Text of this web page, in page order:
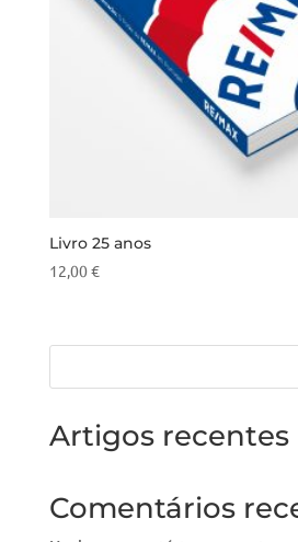
Livro 25 anos
12,00€
Artigos recentes
Comentários